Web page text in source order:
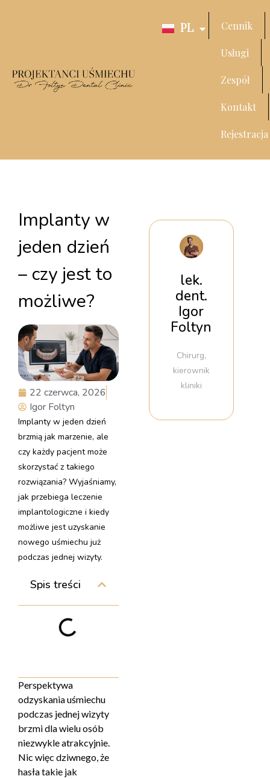
PL
EN Cennik
Usługi
Zespół
Kontakt
Rejestracja
Implanty w
jeden dzień
– czy jest to
możliwe?
22 czerwca, 2026
Igor Foltyn
Implanty w jeden dzień
brzmią jak marzenie, ale
czy każdy pacjent może
skorzystać z takiego
rozwiązania? Wyjaśniamy,
jak przebiega leczenie
implantologiczne i kiedy
możliwe jest uzyskanie
nowego uśmiechu już
podczas jednej wizyty.
Spis treści
Perspektywa
odzyskania uśmiechu
podczas jednej wizyty
brzmi dla wielu osób
niezwykle atrakcyjnie.
Nic więc dziwnego, że
hasła takie jak
lek.
dent.
Igor
Foltyn
Chirurg,
kierownik
kliniki